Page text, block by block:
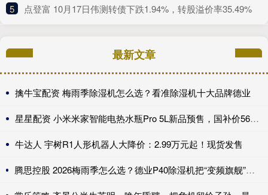
5 ​点登富 10月17日伟测转债下跌1.94%，转股溢价率35.49%
最新文章
擒牛宝配资 梅雨季除湿机怎么选？看准除湿机十大品牌德业
星星配资 小米米家智能电热水瓶Pro 5L新品预售，国补价568.65元
牛达人 宇树R1人形机器人大降价：2.99万元起！现货发售
腾思控股 2026梅雨季怎么选？德业P40除湿机把“变频旗舰”做到了全能